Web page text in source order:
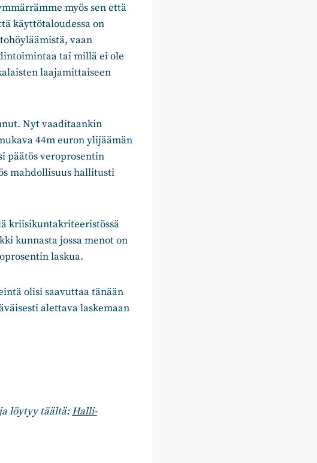
myös sen että
käyttötaloudessa on
vaan
tai millä ei ole
laajamittaiseen
Nyt vaaditaankin
44m euron ylijäämän
päätös veroprosentin
mahdollisuus hallitusti
kriisikuntakriteeristössä
kunnasta jossa menot on
laskua.
olisi saavuttaa tänään
alettava laskemaan
löytyy täältä:Halli-